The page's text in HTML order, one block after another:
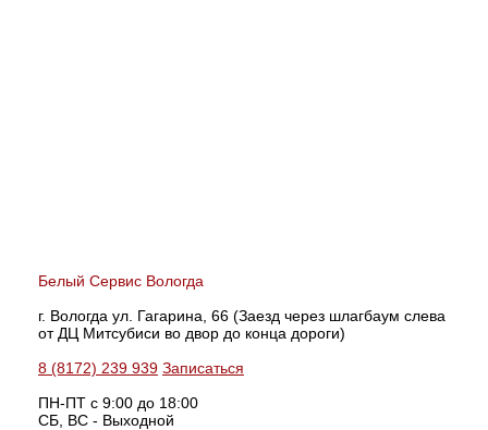
Белый Сервис Вологда
г. Вологда ул. Гагарина, 66 (Заезд через шлагбаум слева
от ДЦ Митсубиси во двор до конца дороги)
8 (8172) 239 939 Записаться
ПН-ПТ с 9:00 до 18:00
СБ, ВС - Выходной